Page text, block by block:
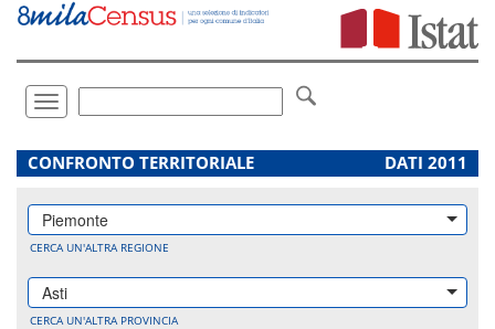
Vai
direttamente
Toggle
navigation
.
CONFRONTO TERRITORIALE DATI 2011
Piemonte
CERCA UN'ALTRA REGIONE
Asti
CERCA UN'ALTRA PROVINCIA